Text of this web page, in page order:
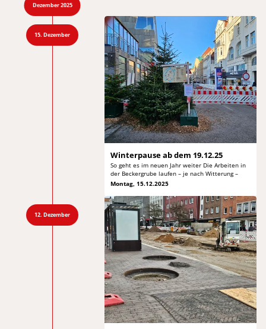
Dezember 2025
15. Dezember
Winterpause abdem 19.12.25
So geht es im neuen Jahr weiter Die Arbeiten in
der Beckergrube laufen – je nach Witterung –
Montag, 15.12.2025
12. Dezember